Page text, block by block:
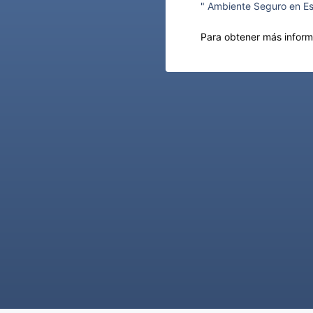
" Ambiente Seguro en
Para obtener más